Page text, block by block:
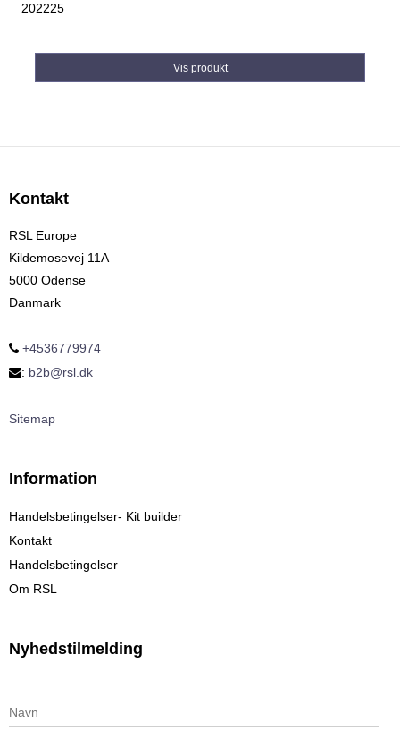
202225
Vis produkt
Kontakt
RSL Europe
Kildemosevej 11A
5000 Odense
Danmark
+4536779974
: b2b@rsl.dk
Sitemap
Information
Handelsbetingelser- Kit builder
Kontakt
Handelsbetingelser
Om RSL
Nyhedstilmelding